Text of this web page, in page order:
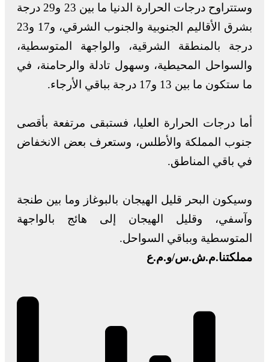
وستتراوح درجات الحرارة الدنيا ما بين 23 و29 درجة
بشرق الأقاليم الجنوبية والجنوب الشرقي، و17 و23
درجة بالمنطقة الشرقية، والواجهة المتوسطية،
والسواحل المحيطية، وسهول تادلة والرحامنة، في
ما ستكون ما بين 13 و17 درجة بباقي الأرجاء.
أما درجات الحرارة العليا، فستبقى مرتفعة بأقصى
جنوب المملكة والأطلس، وستعرف بعض الانخفاض
في باقي المناطق.
وسيكون البحر قليل الهيجان بالبوغاز وما بين طنجة
وآسفي، وقليل الهيجان إلى هائج بالواجهة
المتوسطية وبباقي السواحل.
مملكتنا.م.ش.س/و.م.ع